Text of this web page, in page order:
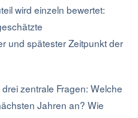
wird einzeln bewertet:
und spätester Zeitpunkt der
zentrale Fragen: Welche
Jahren an? Wie